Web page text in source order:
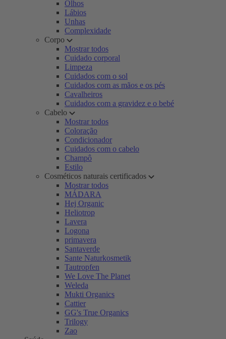
Olhos
Lábios
Unhas
Complexidade
Corpo
Mostrar todos
Cuidado corporal
Limpeza
Cuidados com o sol
Cuidados com as mãos e os pés
Cavalheiros
Cuidados com a gravidez e o bebé
Cabelo
Mostrar todos
Coloração
Condicionador
Cuidados com o cabelo
Champô
Estilo
Cosméticos naturais certificados
Mostrar todos
MÁDARA
Hej Organic
Heliotrop
Lavera
Logona
primavera
Santaverde
Sante Naturkosmetik
Tautropfen
We Love The Planet
Weleda
Mukti Organics
Cattier
GG's True Organics
Trilogy
Zao